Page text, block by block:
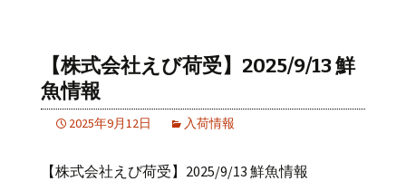
【株式会社えび荷受】2025/9/13 鮮
魚情報
2025年9月12日 入荷情報
【株式会社えび荷受】2025/9/13 鮮魚情報